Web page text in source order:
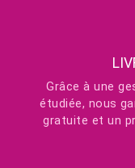
Grâce à une
étudiée, nous
gratuite et un